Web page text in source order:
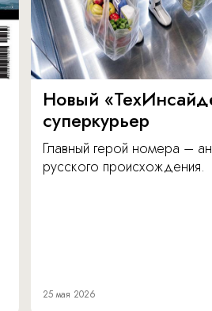
Новый
суперкурьер
Главный герой номера –
русского происхождения.
25 мая 2026